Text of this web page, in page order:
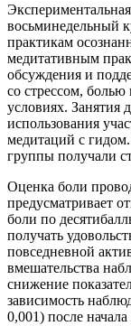
восьминедельный
практикам
медитативным
обсуждения и
со стрессом,
условиях. Занятия
использования
медитаций с
группы получали
Оценка боли
предусматривает
боли по
получать
повседневной
вмешательства
снижение
зависимость
0,001) после начала